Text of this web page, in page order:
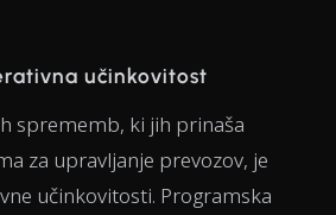
učinkovitost
sprememb, ki jih prinaša
za upravljanje prevozov, je
učinkovitosti. Programska